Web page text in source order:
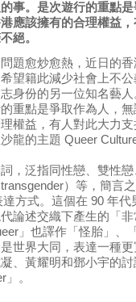
事。是次遊行的重點
應該擁有的合理權益
絕。
題愈炒愈熱，近日的
望籍此減少社會上不
身份的另一位知名藝
重點是爭取作為人，
權益，有人對此大力
龍的主題 Queer
詞，泛指同性戀、雙性
）等，簡言
達方式。這個在 90 年
論述交織下產生的「
」也譯作「怪胎」、
是世界大同，表達一種
、黃耀明和鄧小宇的
。